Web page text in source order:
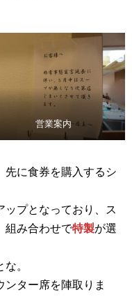
営業案内
先に食券を購入するシ
ップとなっており、ス
組み合わせで特製が選
。
ター席を陣取りま